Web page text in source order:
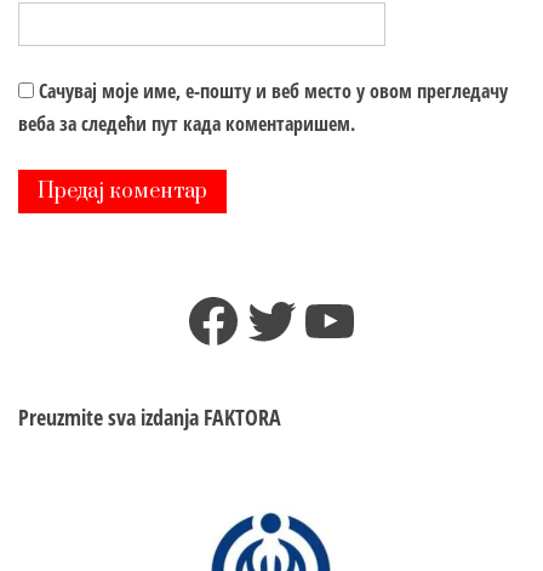
Сачувај моје име, е-пошту и веб место у овом прегледачу
веба за следећи пут када коментаришем.
Facebook
TwitterYouTube
Preuzmite sva izdanja FAKTORA